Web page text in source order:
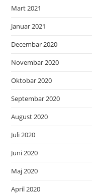
Mart 2021
Januar 2021
Decembar 2020
Novembar 2020
Oktobar 2020
Septembar 2020
August 2020
Juli 2020
Juni 2020
Maj 2020
April 2020